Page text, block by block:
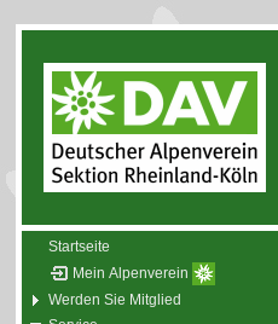
Startseite
Mein Alpenverein
Werden Sie Mitglied